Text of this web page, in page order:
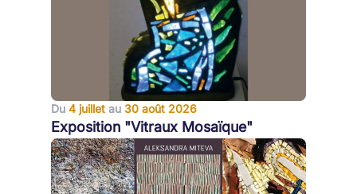
Du 4 juillet au 30 août 2026
Exposition "Vitraux Mosaïque"